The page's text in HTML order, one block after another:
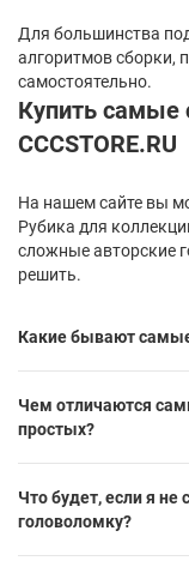
Для большинства
алгоритмов сборки,
самостоятельно.
Купить самые
CCCSTORE.RU
На нашем сайте вы
Рубика для
сложные авторские
решить.
Какие бывают
Чем отличаются
простых?
Что будет, если я
головоломку?